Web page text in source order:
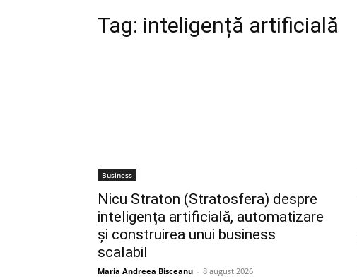
Tag: inteligență artificială
Business
Nicu Straton (Stratosfera) despre
inteligența artificială, automatizare
și construirea unui business
scalabil
Maria Andreea Bisceanu - 8 august 2026